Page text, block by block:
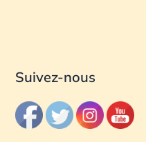
Suivez-nous